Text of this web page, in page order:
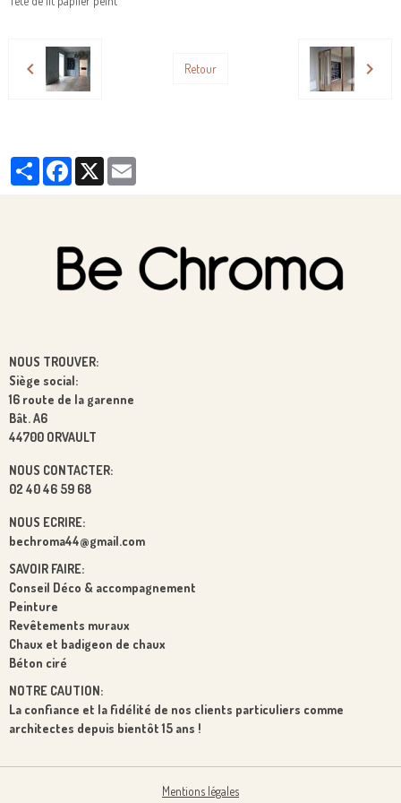
Retour
PartagerFacebook
X
NOUS TROUVER:
Siège social:
16 route de la garenne
Bât. A6
44700 ORVAULT
NOUS CONTACTER:
02 40 46 59 68
NOUS ECRIRE:
bechroma44@gmail.com
SAVOIR FAIRE:
Conseil Déco & accompagnement
Peinture
Revêtements muraux
Chaux et badigeon de chaux
Béton ciré
NOTRE CAUTION:
La confiance et la fidélité de nos clients particuliers comme
architectes depuis bientôt 15 ans !
Mentions légales